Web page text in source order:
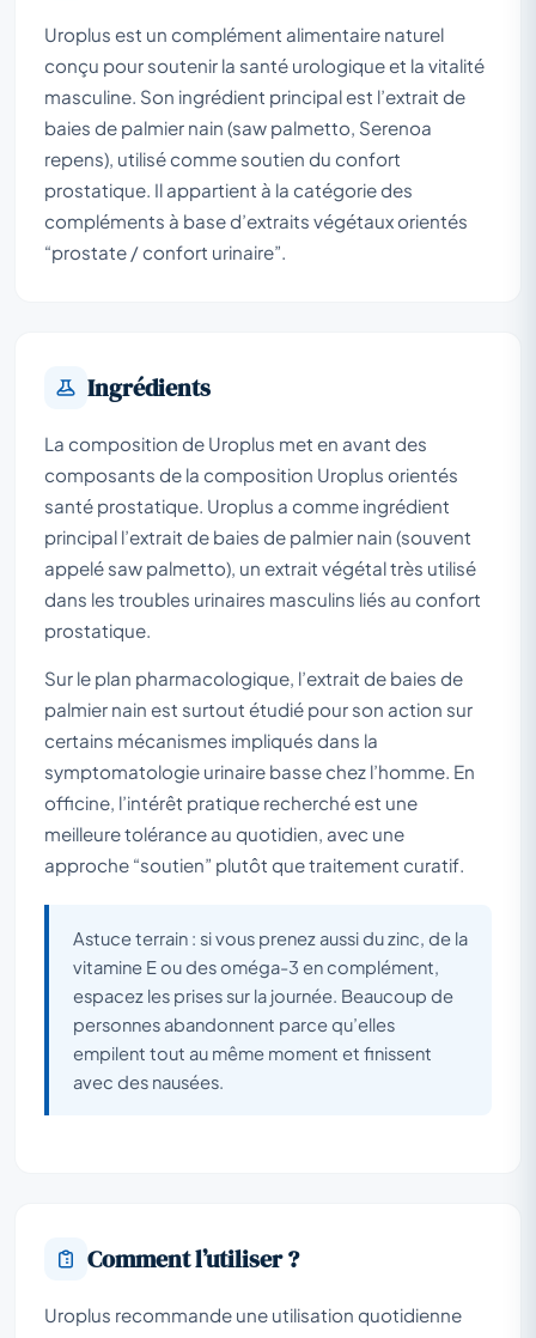
Uroplus est un complément alimentaire naturel
conçu pour soutenir la santé urologique et la vitalité
masculine. Son ingrédient principal est l’extrait de
baies de palmier nain (saw palmetto , Serenoa
repens), utilisé comme soutien du confort
prostatique. Il appartient à la catégorie des
compléments à base d’extraits végétaux orientés
“prostate / confort urinaire”.
Ingrédients
La composition de Uroplus met en avant des
composants de la composition Uroplus orientés
santé prostatique. Uroplus a comme ingrédient
principal l’extrait de baies de palmier nain (souvent
appelé saw palmetto), un extrait végétal très utilisé
dans les troubles urinaires masculins liés au confort
prostatique.
Sur le plan pharmacologique, l’extrait de baies de
palmier nain est surtout étudié pour son action sur
certains mécanismes impliqués dans la
symptomatologie urinaire basse chez l’homme. En
officine, l’intérêt pratique recherché est une
meilleure tolérance au quotidien, avec une
approche “soutien” plutôt que traitement curatif.
Astuce terrain : si vous prenez aussi du zinc, de la
vitamine E ou des oméga-3 en complément,
espacez les prises sur la journée. Beaucoup de
personnes abandonnent parce qu’elles
empilent tout au même moment et finissent
avec des nausées.
Comment l’utiliser ?
Uroplus recommande une utilisation quotidienne